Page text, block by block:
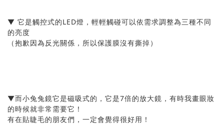
▼ 它是觸控式的LED燈，輕輕觸碰可以依需求調整為三種不同
的亮度
（抱歉因為反光關係，所以保護膜沒有撕掉）
▼而小兔兔鏡它是磁吸式的，它是7倍的放大鏡，有時我畫眼妝
的時候就非常需要它！
有在貼睫毛的朋友們，一定會覺得很好用！